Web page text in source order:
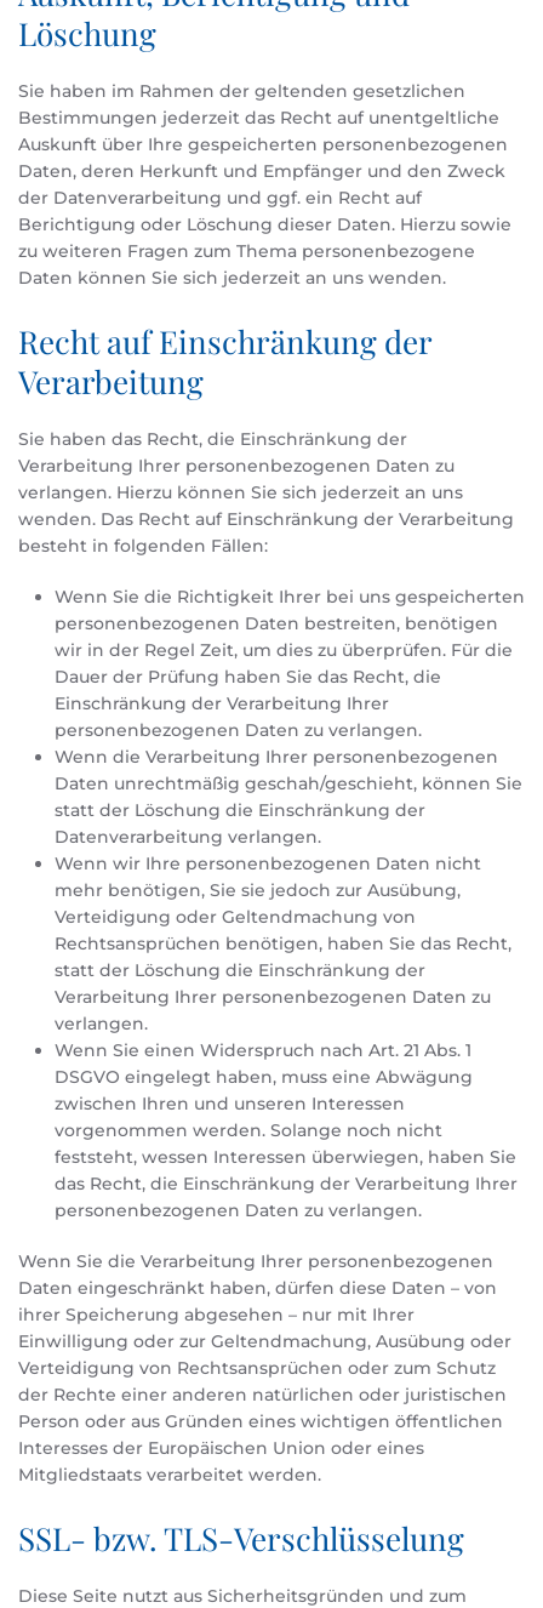
Löschung
Sie haben im Rahmen der geltenden gesetzlichen
Bestimmungen jederzeit das Recht auf unentgeltliche
Auskunft über Ihre gespeicherten personenbezogenen
Daten, deren Herkunft und Empfänger und den Zweck
der Datenverarbeitung und ggf. ein Recht auf
Berichtigung oder Löschung dieser Daten. Hierzu sowie
zu weiteren Fragen zum Thema personenbezogene
Daten können Sie sich jederzeit an uns wenden.
Recht auf Einschränkung der
Verarbeitung
Sie haben das Recht, die Einschränkung der
Verarbeitung Ihrer personenbezogenen Daten zu
verlangen. Hierzu können Sie sich jederzeit an uns
wenden. Das Recht auf Einschränkung der Verarbeitung
besteht in folgenden Fällen:
Wenn Sie die Richtigkeit Ihrer bei uns gespeicherten
personenbezogenen Daten bestreiten, benötigen
wir in der Regel Zeit, um dies zu überprüfen. Für die
Dauer der Prüfung haben Sie das Recht, die
Einschränkung der Verarbeitung Ihrer
personenbezogenen Daten zu verlangen.
Wenn die Verarbeitung Ihrer personenbezogenen
Daten unrechtmäßig geschah/geschieht, können Sie
statt der Löschung die Einschränkung der
Datenverarbeitung verlangen.
Wenn wir Ihre personenbezogenen Daten nicht
mehr benötigen, Sie sie jedoch zur Ausübung,
Verteidigung oder Geltendmachung von
Rechtsansprüchen benötigen, haben Sie das Recht,
statt der Löschung die Einschränkung der
Verarbeitung Ihrer personenbezogenen Daten zu
verlangen.
Wenn Sie einen Widerspruch nach Art. 21 Abs. 1
DSGVO eingelegt haben, muss eine Abwägung
zwischen Ihren und unseren Interessen
vorgenommen werden. Solange noch nicht
feststeht, wessen Interessen überwiegen, haben Sie
das Recht, die Einschränkung der Verarbeitung Ihrer
personenbezogenen Daten zu verlangen.
Wenn Sie die Verarbeitung Ihrer personenbezogenen
Daten eingeschränkt haben, dürfen diese Daten – von
ihrer Speicherung abgesehen – nur mit Ihrer
Einwilligung oder zur Geltendmachung, Ausübung oder
Verteidigung von Rechtsansprüchen oder zum Schutz
der Rechte einer anderen natürlichen oder juristischen
Person oder aus Gründen eines wichtigen öffentlichen
Interesses der Europäischen Union oder eines
Mitgliedstaats verarbeitet werden.
SSL- bzw. TLS-Verschlüsselung
Diese Seite nutzt aus Sicherheitsgründen und zum